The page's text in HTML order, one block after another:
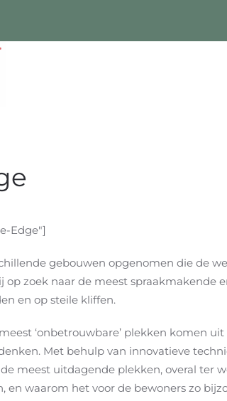
Edge"]
gebouwen opgenomen die de
zoek naar de meest spraakmakende
en op steile kliffen.
‘onbetrouwbare’ plekken komen
Met behulp van innovatieve
meest uitdagende plekken, overal ter
waarom het voor de bewoners zo